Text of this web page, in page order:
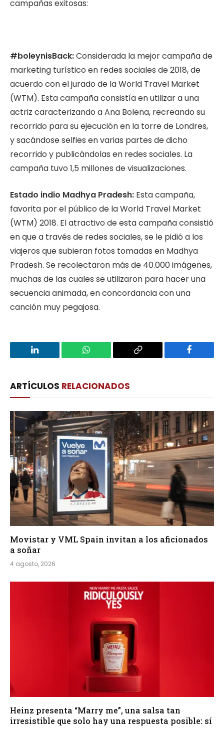
campañas exitosas:
#boleynisBack:Considerada la mejor campaña de
marketing turístico en redes sociales de 2018, de
acuerdo con el jurado de la World Travel Market
(WTM). Esta campaña consistía en utilizar a una
actriz caracterizando a Ana Bolena, recreando su
recorrido para su ejecución en la torre de Londres,
y sacándose selfies en varias partes de dicho
recorrido y publicándolas en redes sociales. La
campaña tuvo 1,5 millones de visualizaciones.
Estado indio Madhya Pradesh: Esta campaña,
favorita por el público de la World Travel Market
(WTM) 2018. El atractivo de esta campaña consistió
en que a través de redes sociales, se le pidió a los
viajeros que subieran fotos tomadas en Madhya
Pradesh. Se recolectaron más de 40.000 imágenes,
muchas de las cuales se utilizaron para hacer una
secuencia animada, en concordancia con una
canción muy pegajosa.
LinkedIn WhatsApp
Copy
Facebook
ARTÍCULOS RELACIONADOS
Movistar y VML Spain invitan a los aficionados
a soñar
4 agosto, 2026
Heinz presenta “Marry me”, una salsa tan
irresistible que solo hay una respuesta posible: sí